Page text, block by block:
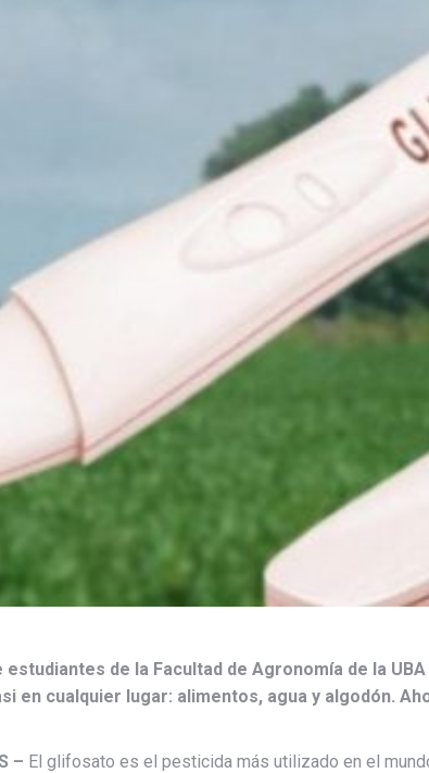
estudiantes de la Facultad de Agronomía de la
en cualquier lugar: alimentos, agua y algodón.
– El glifosato es el pesticida más utilizado en el